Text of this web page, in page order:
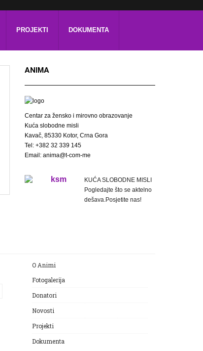
PROJEKTI DOKUMENTA
ANIMA
Centar za žensko i mirovno obrazovanje
Kuća slobodne misli
Kavač, 85330 Kotor, Crna Gora
Tel: +382 32 339 145
Email: anima@t-com-me
KUĆA SLOBODNE MISLI
Pogledajte što se aktelno
dešava.Posjetite nas!
O Animi
Fotogalerija
Donatori
Novosti
Projekti
Dokumenta